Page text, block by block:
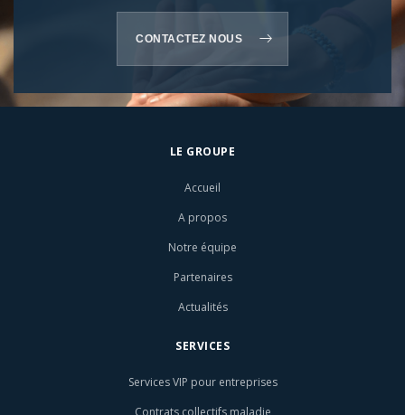
CONTACTEZ NOUS
LE GROUPE
Accueil
A propos
Notre équipe
Partenaires
Actualités
SERVICES
Services VIP pour entreprises
Contrats collectifs maladie